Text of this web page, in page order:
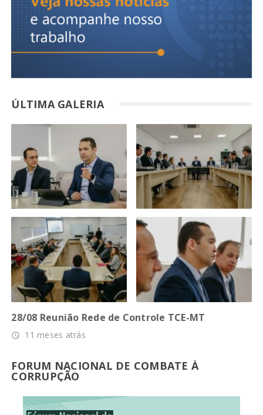
ÚLTIMA GALERIA
28/08 Reunião Rede de Controle TCE-MT
access_time 11 meses atrás
FORUM NACIONAL DE COMBATE À
CORRUPÇÃO